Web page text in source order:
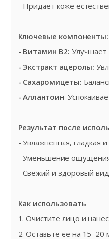
- Придаёт коже
Ключевые компоненты:
- Витамин B2: Улучшает
- Экстракт ацеролы:
- Сахаромицеты:
- Аллантоин:
Результат после
- Увлажнённая, гладкая
- Уменьшение ощущения
- Свежий и здоровый
Как использовать:
1. Очистите лицо и
2. Оставьте её на 15–20